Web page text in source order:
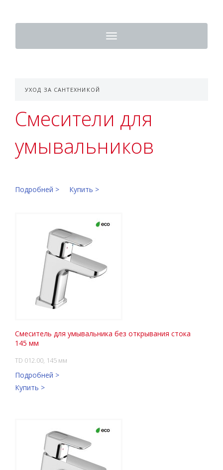
Toggle
navigation
УХОД ЗА САНТЕХНИКОЙ
Смесители для
умывальников
Подробней > Купить >
Смеситель для умывальника без открывания стока
145 мм
TD 012.00, 145 мм
Подробней >
Купить >